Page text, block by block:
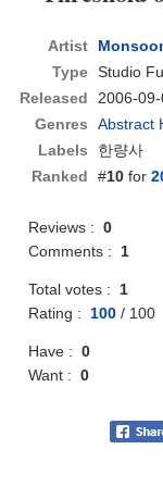
Artist
Type Studio
Released
2006-09-
Genres
Abstract
Labels
한량사
Ranked
#10 for
Reviews :0
Comments : 1
Total votes : 1
Rating : 100 / 100
Have :0
Want :0